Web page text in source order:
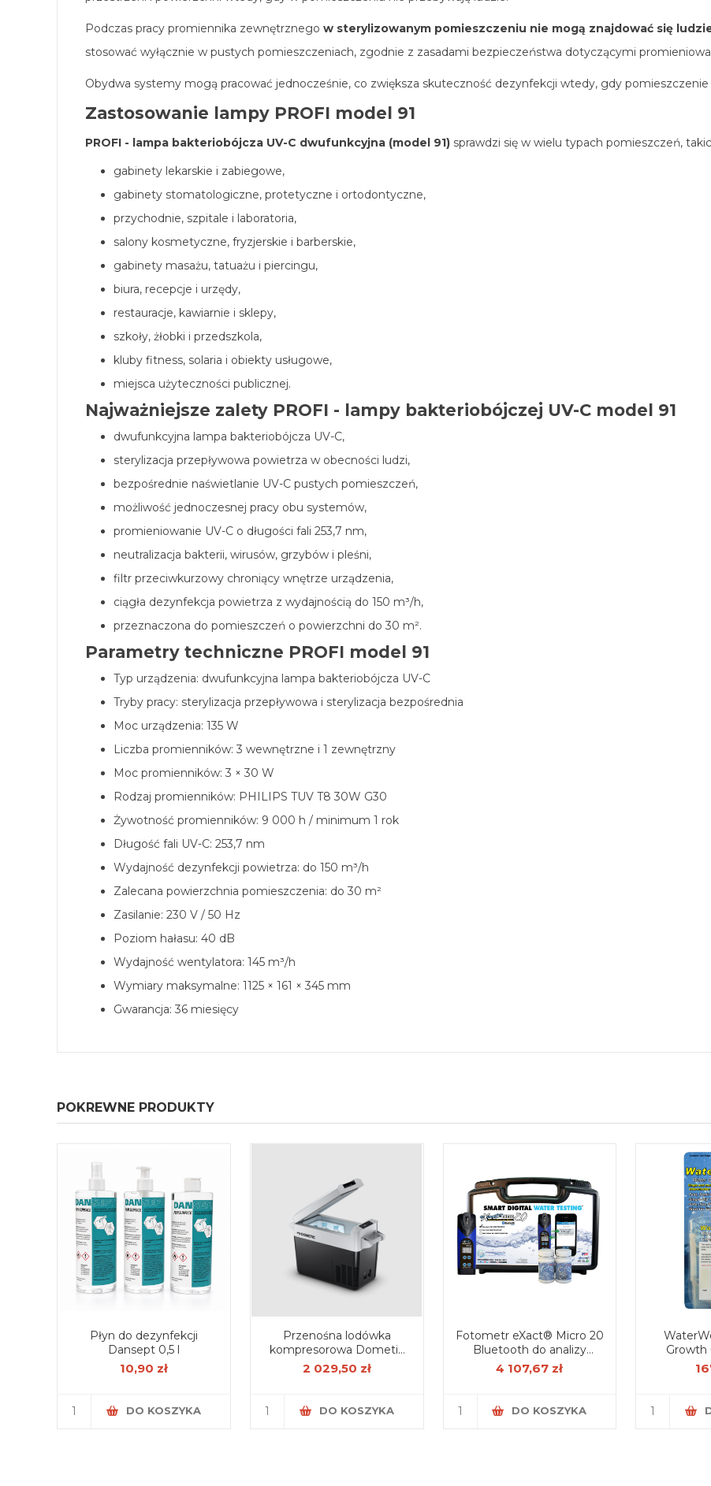
Podczas pracy promiennika zewnętrznego w sterylizowanym pomieszczeniu nie mogą znajdować się
stosować wyłącznie w pustych pomieszczeniach, zgodnie z zasadami bezpieczeństwa dotyczącymi
Obydwa systemy mogą pracować jednocześnie, co zwiększa skuteczność dezynfekcji wtedy, gdy
Zastosowanie lampy PROFI model 91
PROFI - lampa bakteriobójcza UV-C dwufunkcyjna (model 91) sprawdzi się w wielu typach pomieszczeń,
gabinety lekarskie i zabiegowe,
gabinety stomatologiczne, protetyczne i ortodontyczne,
przychodnie, szpitale i laboratoria,
salony kosmetyczne, fryzjerskie i barberskie,
gabinety masażu, tatuażu i piercingu,
biura, recepcje i urzędy,
restauracje, kawiarnie i sklepy,
szkoły, żłobki i przedszkola,
kluby fitness, solaria i obiekty usługowe,
miejsca użyteczności publicznej.
Najważniejsze zalety PROFI - lampy bakteriobójczej UV-C model 91
dwufunkcyjna lampa bakteriobójcza UV-C,
sterylizacja przepływowa powietrza w obecności ludzi,
bezpośrednie naświetlanie UV-C pustych pomieszczeń,
możliwość jednoczesnej pracy obu systemów,
promieniowanie UV-C o długości fali 253,7 nm,
neutralizacja bakterii, wirusów, grzybów i pleśni,
filtr przeciwkurzowy chroniący wnętrze urządzenia,
ciągła dezynfekcja powietrza z wydajnością do 150 m³/h,
przeznaczona do pomieszczeń o powierzchni do 30 m².
Parametry techniczne PROFI model 91
Typ urządzenia: dwufunkcyjna lampa bakteriobójcza UV-C
Tryby pracy: sterylizacja przepływowa i sterylizacja bezpośrednia
Moc urządzenia: 135 W
Liczba promienników: 3 wewnętrzne i 1 zewnętrzny
Moc promienników: 3 × 30 W
Rodzaj promienników: PHILIPS TUV T8 30W G30
Żywotność promienników: 9 000 h / minimum 1 rok
Długość fali UV-C: 253,7 nm
Wydajność dezynfekcji powietrza: do 150 m³/h
Zalecana powierzchnia pomieszczenia: do 30 m²
Zasilanie: 230 V / 50 Hz
Poziom hałasu: 40 dB
Wydajność wentylatora: 145 m³/h
Wymiary maksymalne: 1125 × 161 × 345 mm
Gwarancja: 36 miesięcy
POKREWNE PRODUKTY
Płyn do dezynfekcji
Dansept 0,5 l
10,90 zł
DO KOSZYKA
Przenośna lodówka
kompresorowa Dometic
CFF 20, 21 l
2 029,50 zł
DO KOSZYKA
Fotometr eXact® Micro 20
Bluetooth do analizy
jakości wody – zestaw
startowy
4 107,67 zł
DO KOSZYKA
Growth
wzrostu